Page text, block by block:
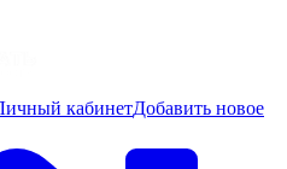
кабинетДобавить новое